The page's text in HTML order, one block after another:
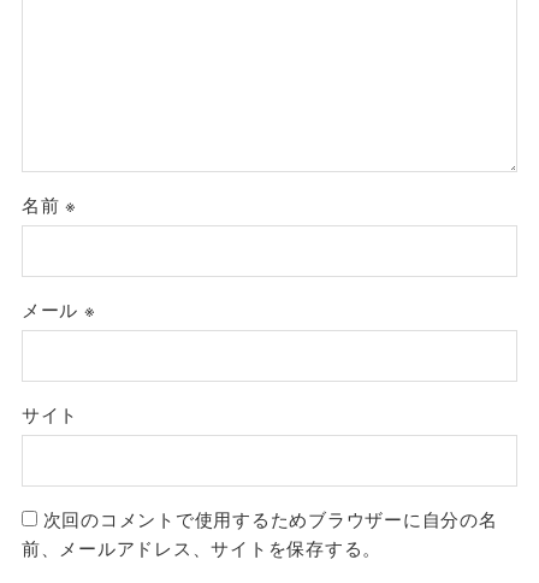
名前※
メール ※
サイト
次回のコメントで使用するためブラウザーに自分の名
前、メールアドレス、サイトを保存する。